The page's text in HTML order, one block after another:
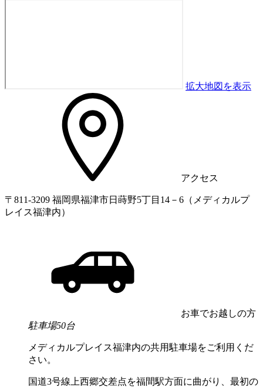
拡大地図を表示
アクセス
〒811-3209 福岡県福津市日蒔野5丁目14－6（メディカルプ
レイス福津内）
お車でお越しの方
駐車場50台
メディカルプレイス福津内の共用駐車場をご利用くだ
さい。
国道3号線上西郷交差点を福間駅方面に曲がり、最初の